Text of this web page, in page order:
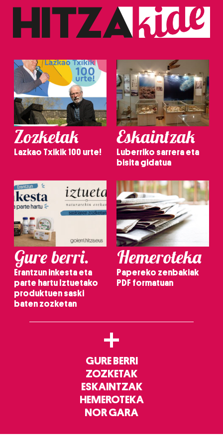
Zozketak
Lazkao Txikik 100 urte!
Eskaintzak
Luberriko sarrera eta
bisita gidatua
Gure berri.
Erantzun inkesta eta
parte hartu Iztuetako
produktuen saski
baten zozketan
Hemeroteka
Papereko zenbakiak
PDF formatuan
+
GURE BERRI
ZOZKETAK
ESKAINTZAK
HEMEROTEKA
NOR GARA